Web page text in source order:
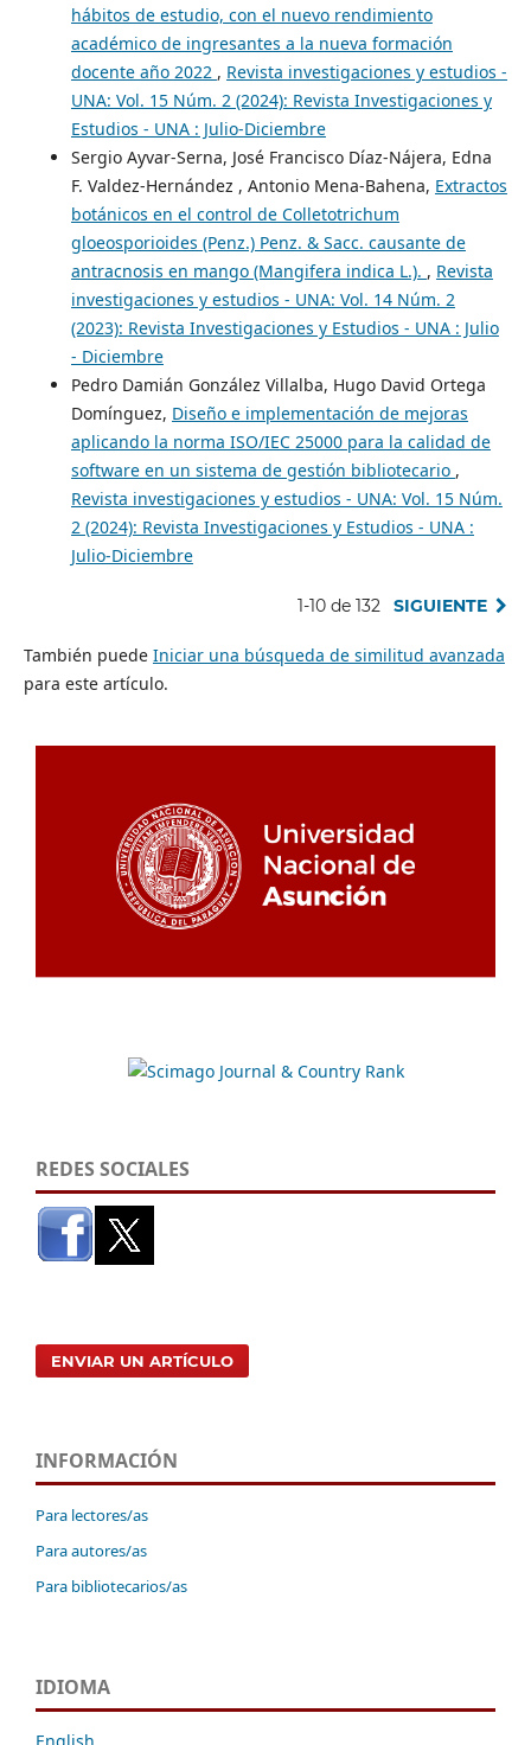
hábitos de estudio, con el nuevo rendimiento
académico de ingresantes a la nueva formación
docente año 2022 , Revista investigaciones y estudios -
UNA: Vol. 15 Núm. 2 (2024): Revista Investigaciones y
Estudios - UNA : Julio-Diciembre
Sergio Ayvar-Serna, José Francisco Díaz-Nájera, Edna
F. Valdez-Hernández , Antonio Mena-Bahena, Extractos
botánicos en el control de Colletotrichum
gloeosporioides (Penz.) Penz. & Sacc. causante de
antracnosis en mango (Mangifera indica L.). , Revista
investigaciones y estudios - UNA: Vol. 14 Núm. 2
(2023): Revista Investigaciones y Estudios - UNA : Julio
- Diciembre
Pedro Damián González Villalba, Hugo David Ortega
Domínguez, Diseño e implementación de mejoras
aplicando la norma ISO/IEC 25000 para la calidad de
software en un sistema de gestión bibliotecario ,
Revista investigaciones y estudios - UNA: Vol. 15 Núm.
2 (2024): Revista Investigaciones y Estudios - UNA :
Julio-Diciembre
1-10 de 132 SIGUIENTE
También puede Iniciar una búsqueda de similitud avanzada
para este artículo.
REDES SOCIALES
ENVIAR UN ARTÍCULO
INFORMACIÓN
Para lectores/as
Para autores/as
Para bibliotecarios/as
IDIOMA